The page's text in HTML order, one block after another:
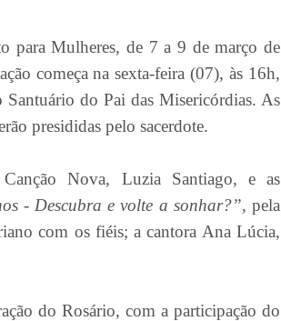
para Mulheres, de 7 a 9 de março de
começa na sexta-feira (07), às 16h,
do Pai das Misericórdias. As
presididas pelo sacerdote.
Canção Nova, Luzia Santiago, e as
- Descubra e volte a sonhar?”, pela
com os fiéis; a cantora Ana Lúcia,
do Rosário, com a participação do